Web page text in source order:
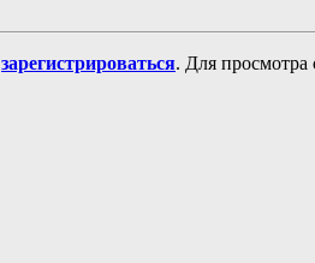
зарегистрироваться. Для просмотра